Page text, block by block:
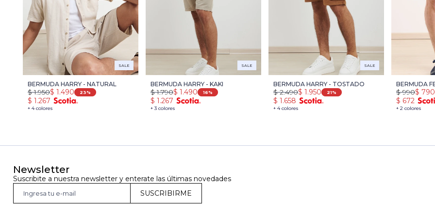
SALE
BERMUDA HARRY - NATURAL
+ 4 colores
$ 1.490
$ 1.950 23
$ 1.267
SALE
BERMUDA HARRY - KAKI
+ 3 colores
$ 1.490
$ 1.790 16
$ 1.267
SALE
BERMUDA HARRY - TOSTADO
+ 4 colores
$ 1.950
$ 2.490 21
$ 1.658
BERMUDA
+ 2 colores
$ 790
$ 990
$ 672
Newsletter
Suscribite a nuestra newsletter y enterate las últimas novedades
SUSCRIBIRME